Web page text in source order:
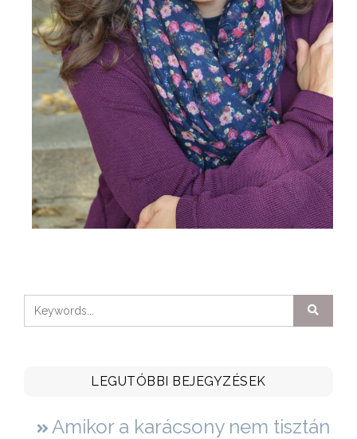
LEGUTÓBBI BEJEGYZÉSEK
Amikor a karácsony nem tisztán